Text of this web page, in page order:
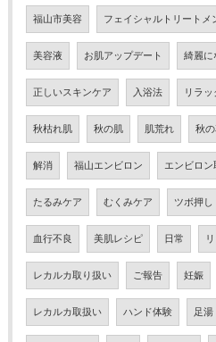
福山市美容 フェイシャルトリートメ
美容液 お肌アップデート 綺麗に
正しいスキンケア 入浴法 リラッ
秋枯れ肌 秋の肌 肌荒れ 秋
解消 福山エンビロン エンビロン
たるみケア むくみケア ツボ押し
血行不良 美肌レシピ 日常
レカルカ取り扱い ご報告 妊娠
レカルカ取扱い ハンド体験 足湯